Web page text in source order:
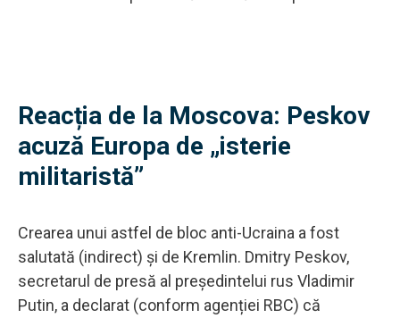
Reacția de la Moscova: Peskov
acuză Europa de „isterie
militaristă”
Crearea unui astfel de bloc anti-Ucraina a fost
salutată (indirect) și de Kremlin. Dmitry Peskov,
secretarul de presă al președintelui rus Vladimir
Putin, a declarat (conform agenției RBC) că